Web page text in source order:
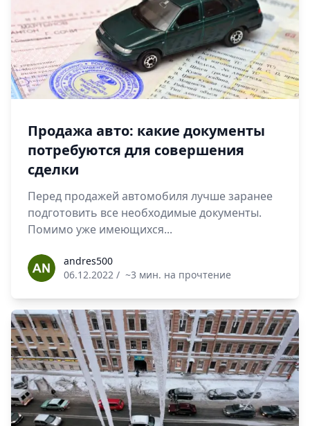
Продажа авто: какие документы
потребуются для совершения
сделки
Перед продажей автомобиля лучше заранее
подготовить все необходимые документы.
Помимо уже имеющихся...
andres500andres500
06.12.2022 / ~3 мин. на прочтение